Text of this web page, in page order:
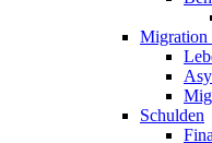
Migration
Schulden